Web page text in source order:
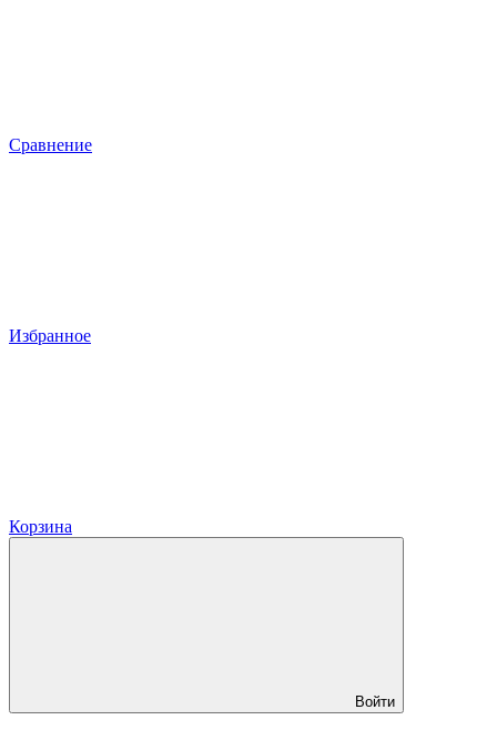
Сравнение
Избранное
Корзина
Войти